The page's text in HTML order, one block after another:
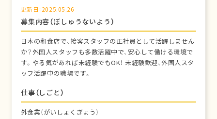
更新日：2025.05.26
募集内容（ぼしゅうないよう）
日本の和食店で、接客スタッフの正社員として活躍しません
か？外国人スタッフも多数活躍中で、安心して働ける環境で
す。やる気があれば未経験でもOK！ 未経験歓迎、外国人スタ
ッフ活躍中の職場です。
仕事（しごと）
外食業（がいしょくぎょう）